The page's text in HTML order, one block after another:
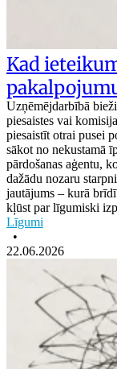
Kad
Uzņēmējdarbībā
piesaistes vai
piesaistīt otrai pusei
sākot no nekustamā
pārdošanas aģentu,
dažādu nozaru
jautājums – kurā
kļūst par līgumiski
Līgumi
•
22.06.2026